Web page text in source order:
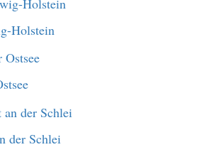
Holstein
der Schlei